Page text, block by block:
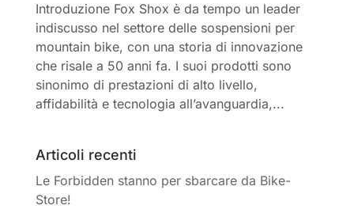
Introduzione Fox Shox è da tempo un leader
indiscusso nel settore delle sospensioni per
mountain bike, con una storia di innovazione
che risale a 50 anni fa. I suoi prodotti sono
sinonimo di prestazioni di alto livello,
affidabilità e tecnologia all’avanguardia,...
Articoli recenti
Le Forbidden stanno per sbarcare da Bike-
Store!